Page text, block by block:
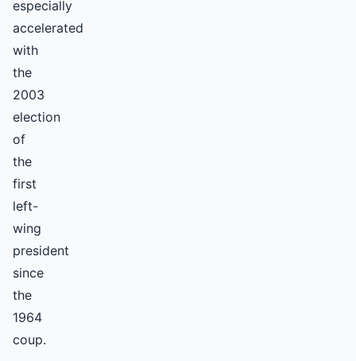
especially
accelerated
with
the
2003
election
of
the
first
left-
wing
president
since
the
1964
coup.